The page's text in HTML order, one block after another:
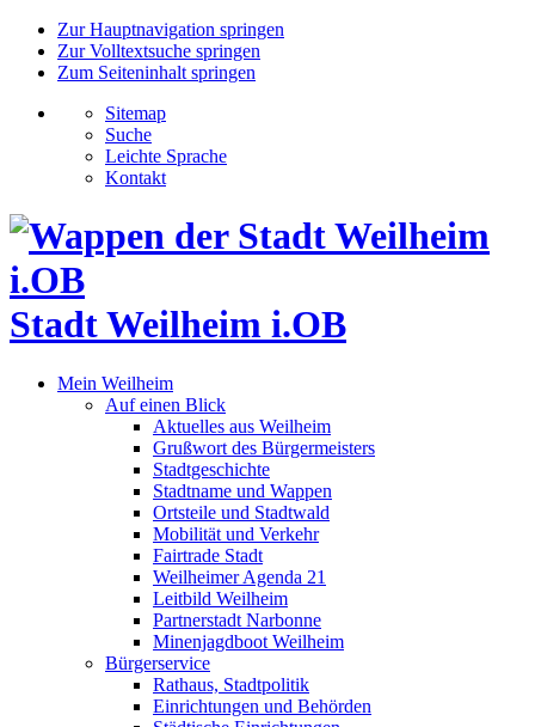
Zur Hauptnavigation springen
Zur Volltextsuche springen
Zum Seiteninhalt springen
Sitemap
Suche
Leichte Sprache
Kontakt
Stadt Weilheim i.OB
Mein Weilheim
Auf einen Blick
Aktuelles aus Weilheim
Grußwort des Bürgermeisters
Stadtgeschichte
Stadtname und Wappen
Ortsteile und Stadtwald
Mobilität und Verkehr
Fairtrade Stadt
Weilheimer Agenda 21
Leitbild Weilheim
Partnerstadt Narbonne
Minenjagdboot Weilheim
Bürgerservice
Rathaus, Stadtpolitik
Einrichtungen und Behörden